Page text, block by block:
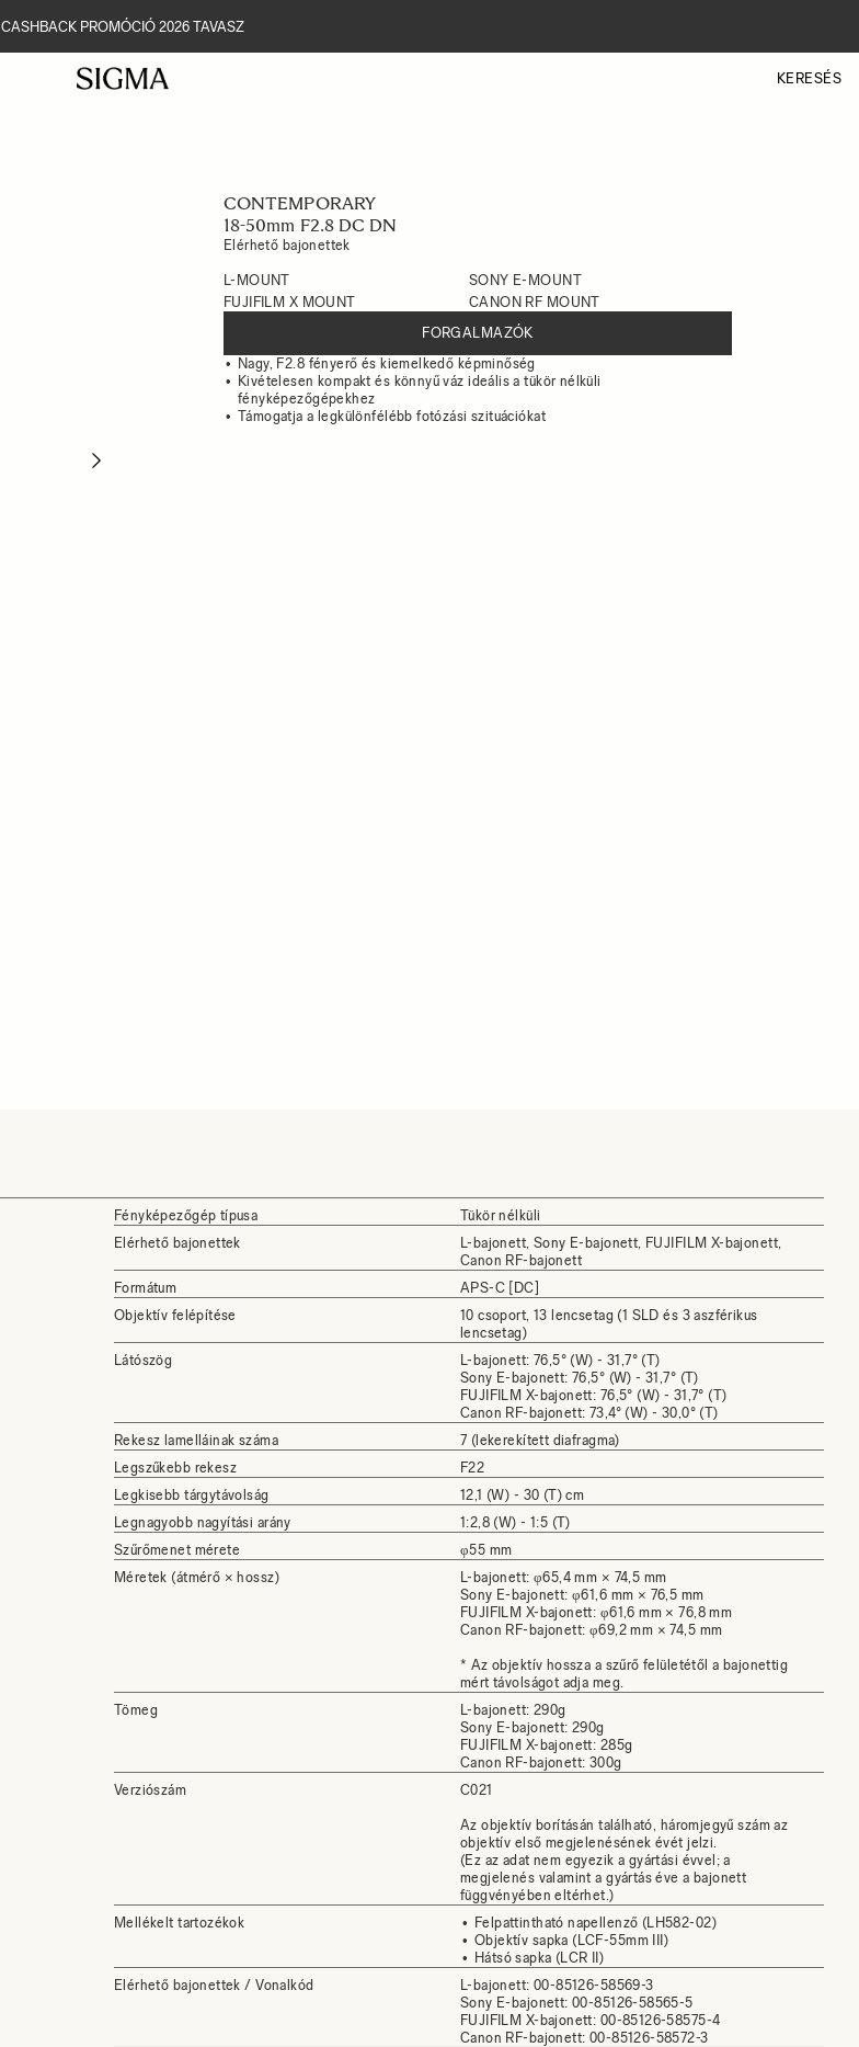
CASHBACK PROMÓCIÓ 2026 TAVASZ
KERESÉS
Next
CONTEMPORARY
18-50mm F2.8 DC DN
Elérhető bajonettek
L-MOUNT
SONY E-MOUNT
FUJIFILM X MOUNT
CANON RF MOUNT
FORGALMAZÓK
Nagy, F2.8 fényerő és kiemelkedő képminőség
Kivételesen kompakt és könnyű váz ideális a tükör nélküli
fényképezőgépekhez
Támogatja a legkülönfélébb fotózási szituációkat
Fényképezőgép típusa
Tükör nélküli
Elérhető bajonettek
L-bajonett, Sony E-bajonett, FUJIFILM X-bajonett,
Canon RF-bajonett
Formátum
APS-C [DC]
Objektív felépítése
10 csoport, 13 lencsetag (1 SLD és 3 aszférikus
lencsetag)
Látószög
L-bajonett: 76,5° (W) - 31,7° (T)
Sony E-bajonett: 76,5° (W) - 31,7° (T)
FUJIFILM X-bajonett: 76,5° (W) - 31,7° (T)
Canon RF-bajonett: 73,4° (W) - 30,0° (T)
Rekesz lamelláinak száma
7 (lekerekített diafragma)
Legszűkebb rekesz
F22
Legkisebb tárgytávolság
12,1 (W) - 30 (T) cm
Legnagyobb nagyítási arány
1:2,8 (W) - 1:5 (T)
Szűrőmenet mérete
φ55 mm
Méretek (átmérő × hossz)
L-bajonett: φ65,4 mm × 74,5 mm
Sony E-bajonett: φ61,6 mm × 76,5 mm
FUJIFILM X-bajonett: φ61,6 mm × 76,8 mm
Canon RF-bajonett: φ69,2 mm × 74,5 mm
* Az objektív hossza a szűrő felületétől a bajonettig
mért távolságot adja meg.
Tömeg
L-bajonett: 290g
Sony E-bajonett: 290g
FUJIFILM X-bajonett: 285g
Canon RF-bajonett: 300g
Verziószám
C021
Az objektív borításán található, háromjegyű szám az
objektív első megjelenésének évét jelzi.
(Ez az adat nem egyezik a gyártási évvel; a
megjelenés valamint a gyártás éve a bajonett
függvényében eltérhet.)
Mellékelt tartozékok
Felpattintható napellenző (LH582-02)
Objektív sapka (LCF-55mm III)
Hátsó sapka (LCR II)
Elérhető bajonettek / Vonalkód
L-bajonett: 00-85126-58569-3
Sony E-bajonett: 00-85126-58565-5
FUJIFILM X-bajonett: 00-85126-58575-4
Canon RF-bajonett: 00-85126-58572-3